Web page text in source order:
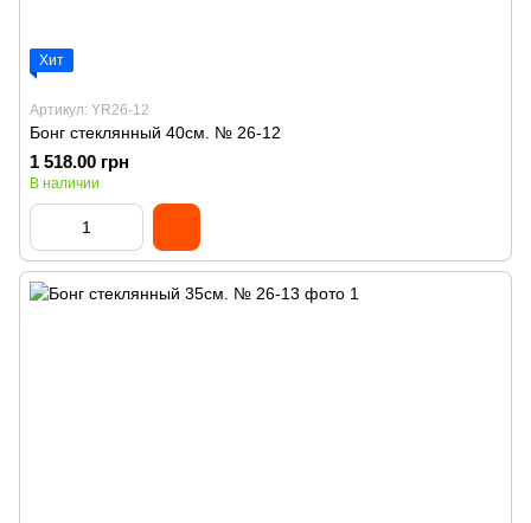
Хит
Артикул: YR26-12
Бонг стеклянный 40см. № 26-12
1 518.00 грн
В наличии